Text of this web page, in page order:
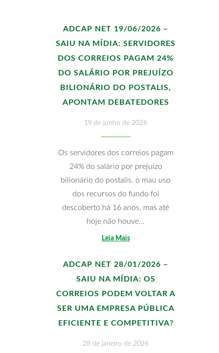
ADCAP NET 19/06/2026 –
SAIU NA MÍDIA: SERVIDORES
DOS CORREIOS PAGAM 24%
DO SALÁRIO POR PREJUÍZO
BILIONÁRIO DO POSTALIS,
APONTAM DEBATEDORES
19 de junho de 2026
Os servidores dos correios pagam
24% do salário por prejuízo
bilionário do postalis. o mau uso
dos recursos do fundo foi
descoberto há 16 anos, mas até
hoje não houve…
Leia Mais
ADCAP NET 28/01/2026 –
SAIU NA MÍDIA: OS
CORREIOS PODEM VOLTAR A
SER UMA EMPRESA PÚBLICA
EFICIENTE E COMPETITIVA?
28 de janeiro de 2026